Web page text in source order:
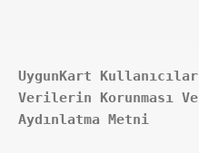
UygunKart
Verilerin Korunması
Aydınlatma Metni